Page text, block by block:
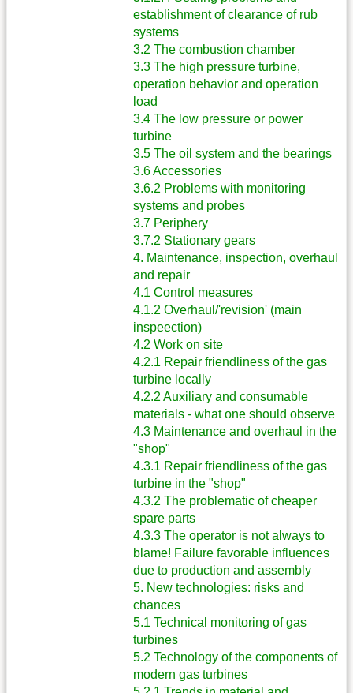
establishment of clearance of rub
systems
3.2 The combustion chamber
3.3 The high pressure turbine,
operation behavior and operation
load
3.4 The low pressure or power
turbine
3.5 The oil system and the bearings
3.6 Accessories
3.6.2 Problems with monitoring
systems and probes
3.7 Periphery
3.7.2 Stationary gears
4. Maintenance, inspection, overhaul
and repair
4.1 Control measures
4.1.2 Overhaul/'revision' (main
inspeection)
4.2 Work on site
4.2.1 Repair friendliness of the gas
turbine locally
4.2.2 Auxiliary and consumable
materials - what one should observe
4.3 Maintenance and overhaul in the
"shop"
4.3.1 Repair friendliness of the gas
turbine in the "shop"
4.3.2 The problematic of cheaper
spare parts
4.3.3 The operator is not always to
blame! Failure favorable influences
due to production and assembly
5. New technologies: risks and
chances
5.1 Technical monitoring of gas
turbines
5.2 Technology of the components of
modern gas turbines